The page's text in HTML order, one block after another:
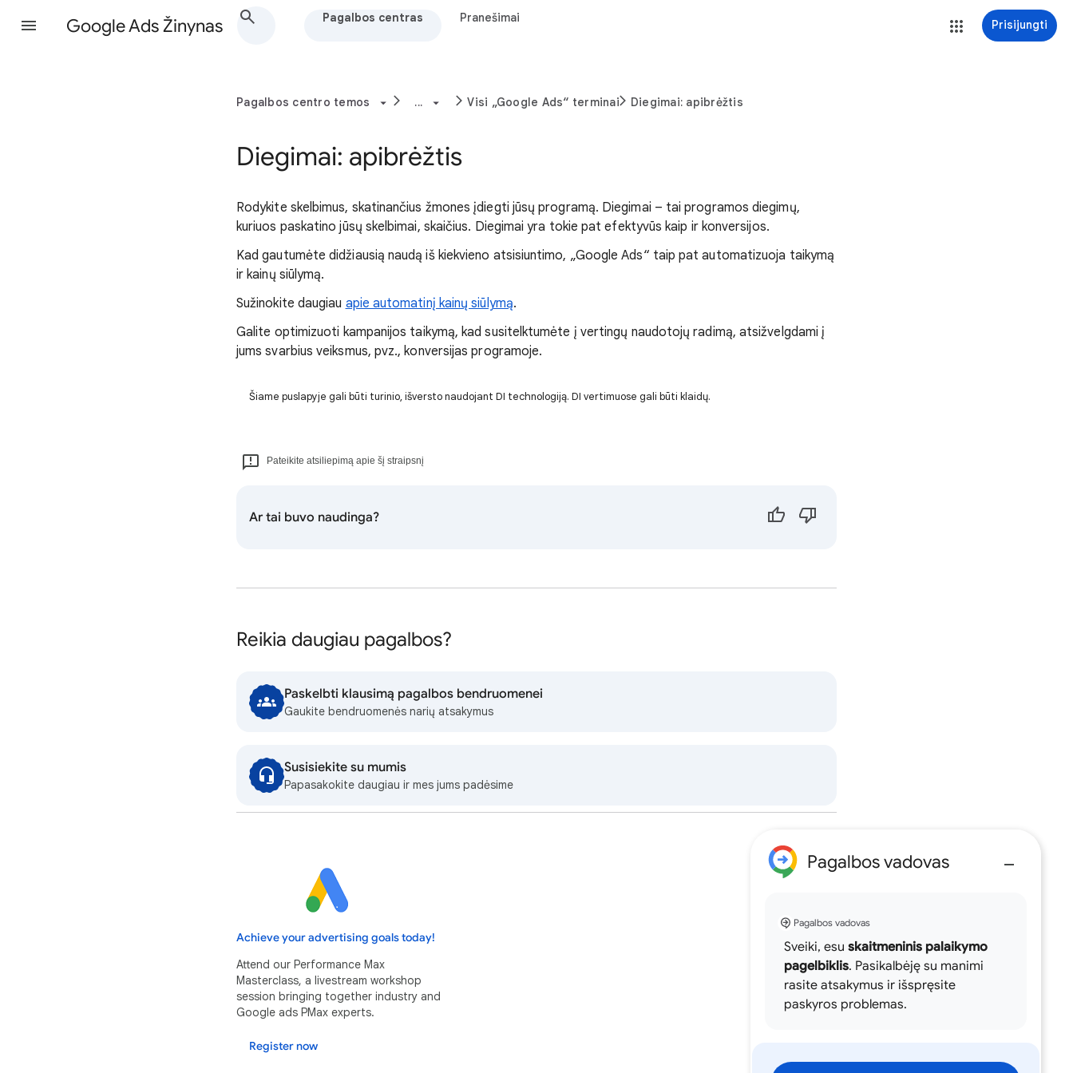
Google Ads Žinynas Pagalbos centras Pranešimai Prisijungti
Pagalbos centro temos ... Visi „Google Ads“ terminai Diegimai: apibrėžtis
Diegimai: apibrėžtis
Rodykite skelbimus, skatinančius žmones įdiegti jūsų programą. Diegimai – tai programos diegimų,
kuriuos paskatino jūsų skelbimai, skaičius. Diegimai yra tokie pat efektyvūs kaip ir konversijos.
Kad gautumėte didžiausią naudą iš kiekvieno atsisiuntimo, „Google Ads“ taip pat automatizuoja taikymą
ir kainų siūlymą.
Sužinokite daugiau apie automatinį kainų siūlymą.
Galite optimizuoti kampanijos taikymą, kad susitelktumėte į vertingų naudotojų radimą, atsižvelgdami į
jums svarbius veiksmus, pvz., konversijas programoje.
Šiame puslapyje gali būti turinio, išversto naudojant DI technologiją. DI vertimuose gali būti klaidų.
Pateikite atsiliepimą apie šį straipsnį
Ar tai buvo naudinga?
Reikia daugiau pagalbos?
Paskelbti klausimą pagalbos bendruomenei
Gaukite bendruomenės narių atsakymus
Susisiekite su mumis
Papasakokite daugiau ir mes jums padėsime
Achieve your advertising goals today!
Attend our Performance Max
Masterclass, a livestream workshop
session bringing together industry and
Google ads PMax experts.
Register now
Pagalbos vadovas
Pagalbos vadovas
Sveiki, esu skaitmeninis palaikymo
pagelbiklis. Pasikalbėję su manimi
rasite atsakymus ir išspręsite
paskyros problemas.